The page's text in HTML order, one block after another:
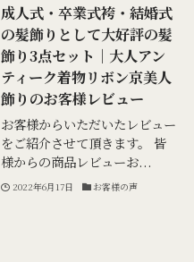
成人式・卒業式袴・結婚式
の髪飾りとして大好評の髪
飾り3点セット｜大人アン
ティーク着物リボン京美人
飾りのお客様レビュー
お客様からいただいたレビュー
をご紹介させて頂きます。 皆
様からの商品レビューお...
2022年6月17日 お客様の声